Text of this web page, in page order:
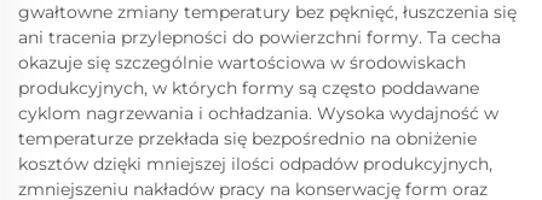
gwałtowne zmiany temperatury bez pęknięć, łuszczenia się
ani tracenia przylepności do powierzchni formy. Ta cecha
okazuje się szczególnie wartościowa w środowiskach
produkcyjnych, w których formy są często poddawane
cyklom nagrzewania i ochładzania. Wysoka wydajność w
temperaturze przekłada się bezpośrednio na obniżenie
kosztów dzięki mniejszej ilości odpadów produkcyjnych,
zmniejszeniu nakładów pracy na konserwację form oraz